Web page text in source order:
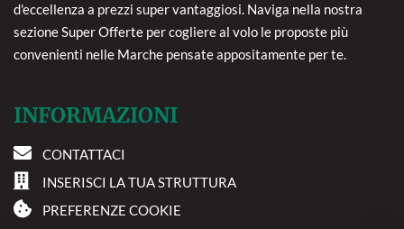
d'eccellenza a prezzi super vantaggiosi. Naviga nella nostra
sezione Super Offerte per cogliere al volo le proposte più
convenienti nelle Marche pensate appositamente per te.
INFORMAZIONI
CONTATTACI
INSERISCI LA TUA STRUTTURA
PREFERENZE COOKIE